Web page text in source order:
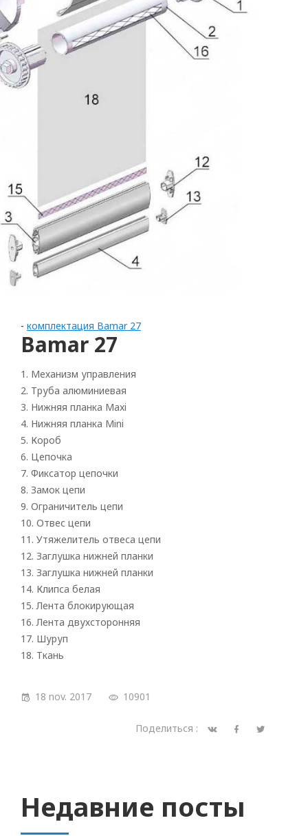
- комплектация Bamar 27
Bamar 27
1. Механизм управления
2. Труба алюминиевая
3. Нижняя планка Maxi
4. Нижняя планка Mini
5. Короб
6. Цепочка
7. Фиксатор цепочки
8. Замок цепи
9. Ограничитель цепи
10. Отвес цепи
11. Утяжелитель отвеса цепи
12. Заглушка нижней планки
13. Заглушка нижней планки
14. Клипса белая
15. Лента блокирующая
16. Лента двухсторонняя
17. Шуруп
18. Ткань
18 nov. 2017 10901
Поделиться :
Недавние посты